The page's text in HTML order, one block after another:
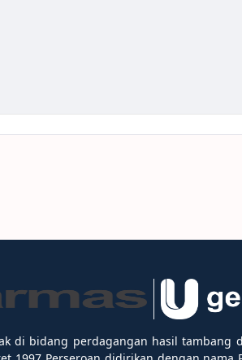
di bidang perdagangan hasil tambang